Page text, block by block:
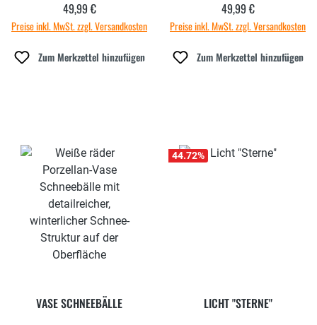
Regulärer Preis:
49,99 €
Preise inkl. MwSt. zzgl. Versandkosten
Zum Merkzettel hinzufügen
Regulärer Preis:
49,99 €
Preise inkl. MwSt. zzgl. Versandkosten
Zum Merkzettel hinzufügen
VASE SCHNEEBÄLLE
44.72%
LICHT "STERNE"